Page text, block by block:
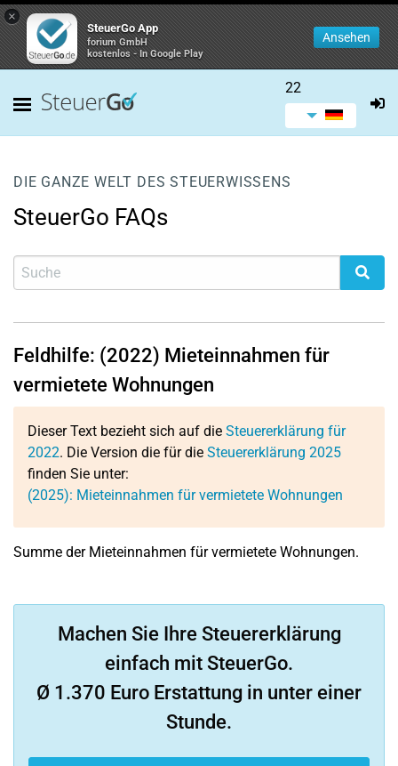
×
SteuerGo App
forium GmbH
kostenlos - In Google Play
Ansehen
22
DIE GANZE WELT DES STEUERWISSENS
SteuerGo FAQs
Feldhilfe: (2022) Mieteinnahmen für
vermietete Wohnungen
Dieser Text bezieht sich auf die Steuererklärung für
2022. Die Version die für die Steuererklärung 2025
finden Sie unter:
(2025): Mieteinnahmen für vermietete Wohnungen
Summe der Mieteinnahmen für vermietete Wohnungen.
Machen Sie Ihre Steuererklärung
einfach mit SteuerGo.
Ø 1.370 Euro Erstattung in unter einer
Stunde.